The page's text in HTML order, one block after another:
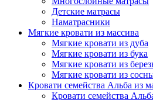
Детские матрасы
Наматрасники
Мягкие кровати из массива
Мягкие кровати из дуба
Мягкие кровати из бука
Мягкие кровати из
Мягкие кровати из
Кровати семейства Альба из
Кровати семейства